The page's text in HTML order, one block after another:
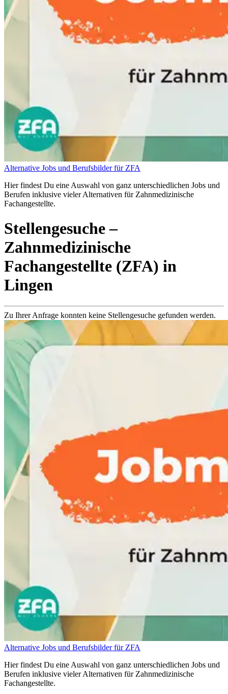
Alternative Jobs und Berufsbilder für ZFA
Hier findest Du eine Auswahl von ganz unterschiedlichen Jobs und
Berufen inklusive vieler Alternativen für Zahnmedizinische
Fachangestellte.
Stellengesuche–
Zahnmedizinische
Fachangestellte (ZFA) in
Lingen
Zu Ihrer Anfrage konnten keine Stellengesuche gefunden werden.
Alternative Jobs und Berufsbilder für ZFA
Hier findest Du eine Auswahl von ganz unterschiedlichen Jobs und
Berufen inklusive vieler Alternativen für Zahnmedizinische
Fachangestellte.